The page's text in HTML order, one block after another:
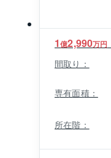
1億2,990万円
間取り：
専有面積：
所在階：